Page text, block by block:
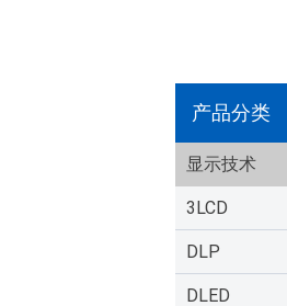
产品分类
显示技术
3LCD
DLP
DLED